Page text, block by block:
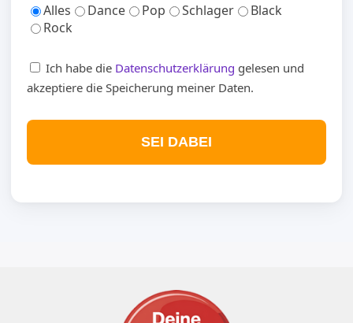
Alles
Dance Pop Schlager
Black
Rock
Ich habe die Datenschutzerklärung gelesen und
akzeptiere die Speicherung meiner Daten.
SEI DABEI